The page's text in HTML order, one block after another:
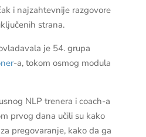
i najzahtevnije razgovore
strana.
je 54. grupa
-a, tokom osmog modula
NLP trenera i coach-a
prvog dana učili su kako
pregovaranje, kako da ga